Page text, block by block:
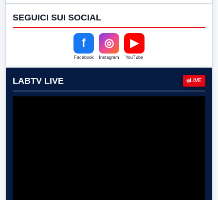
SEGUICI SUI SOCIAL
f
Facebook
◎
Instagram
▶
YouTube
LABTV LIVE LIVE